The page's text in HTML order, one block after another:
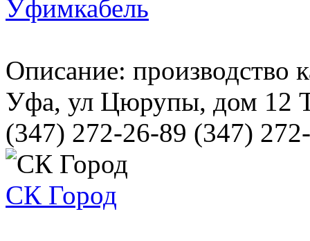
Уфимкабель
Описание: производство
Уфа, ул Цюрупы, дом 12
(347) 272-26-89 (347)
СК Город